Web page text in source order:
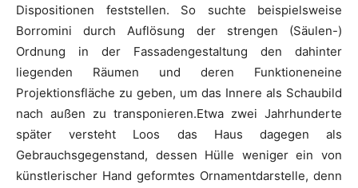
Dispositionen feststellen. So suchte beispielsweise
Borromini durch Auflösung der strengen (Säulen-)
Ordnung in der Fassadengestaltung den dahinter
liegenden Räumen und deren Funktioneneine
Projektionsfläche zu geben, um das Innere als Schaubild
nach außen zu transponieren.Etwa zwei Jahrhunderte
später versteht Loos das Haus dagegen als
Gebrauchsgegenstand, dessen Hülle weniger ein von
künstlerischer Hand geformtes Ornamentdarstelle, denn